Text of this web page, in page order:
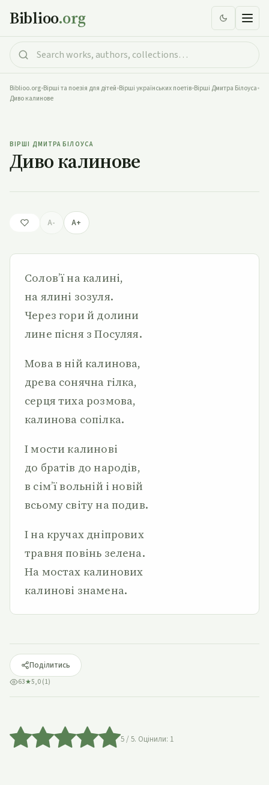
Biblioo.org
Biblioo.org•Вірші та поезія для дітей•Вірші українських поетів•Вірші Дмитра Білоуса•
Диво калинове
ВІРШІ ДМИТРА БІЛОУСА
Диво калинове
A- A+
Солов’ї на калині,
на ялині зозуля.
Через гори й долини
лине пісня з Посуляя.
Мова в ній калинова,
древа сонячна гілка,
серця тиха розмова,
калинова сопілка.
І мости калинові
до братів до народів,
в сім’ї вольній і новій
всьому світу на подив.
І на кручах дніпрових
травня повінь зелена.
На мостах калинових
калинові знамена.
Поділитись
63★5,0 (1)
5/ 5. Оцінили: 1